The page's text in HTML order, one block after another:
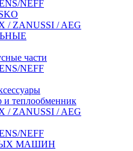
NEFF
/ ZANUSSI / AEG
части
NEFF
и теплообменник
/ ZANUSSI / AEG
NEFF
МАШИН